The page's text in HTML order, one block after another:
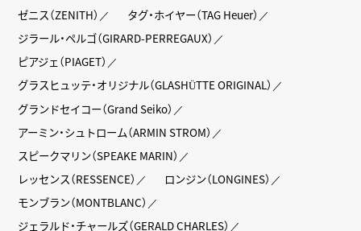
ゼニス（ZENITH）
タグ・ホイヤー（TAG Heuer）
ジラール・ペルゴ（GIRARD-PERREGAUX）
ピアジェ（PIAGET）
グラスヒュッテ・オリジナル（GLASHÜTTE ORIGINAL）
グランドセイコー（Grand Seiko）
アーミン・シュトローム（ARMIN STROM）
スピークマリン（SPEAKE MARIN）
レッセンス（RESSENCE）
ロンジン（LONGINES）
モンブラン（MONTBLANC）
ジェラルド・チャールズ（GERALD CHARLES）